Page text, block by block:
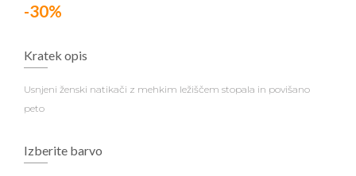
-30%
Kratek opis
Usnjeni ženski natikači z mehkim ležiščem stopala in povišano
peto
Izberite barvo